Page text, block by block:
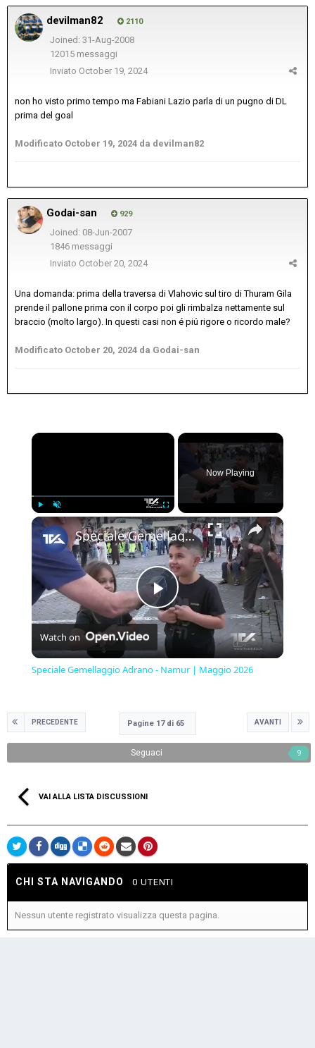
devilman82 2110
Joined: 31-Aug-2008
12015 messaggi
Inviato October 19, 2024
non ho visto primo tempo ma Fabiani Lazio parla di un pugno di DL
prima del goal
Modificato October 19, 2024 da devilman82
Godai-san 929
Joined: 08-Jun-2007
1846 messaggi
Inviato October 20, 2024
Una domanda: prima della traversa di Vlahovic sul tiro di Thuram Gila
prende il pallone prima con il corpo poi gli rimbalza nettamente sul
braccio (molto largo). In questi casi non é piú rigore o ricordo male?
Modificato October 20, 2024 da Godai-san
×
Unmute Fullscreen
Now Playing
×
Play
Video
Speciale Gemellaggio Adrano - Namur | Maggio 2026
Watch on
Speciale Gemellaggio Adrano - Namur | Maggio 2026
PRECEDENTE AVANTI
Pagine 17 di 65
Seguaci 9
VAI ALLA LISTA DISCUSSIONI
CHI STA NAVIGANDO 0 UTENTI
Nessun utente registrato visualizza questa pagina.